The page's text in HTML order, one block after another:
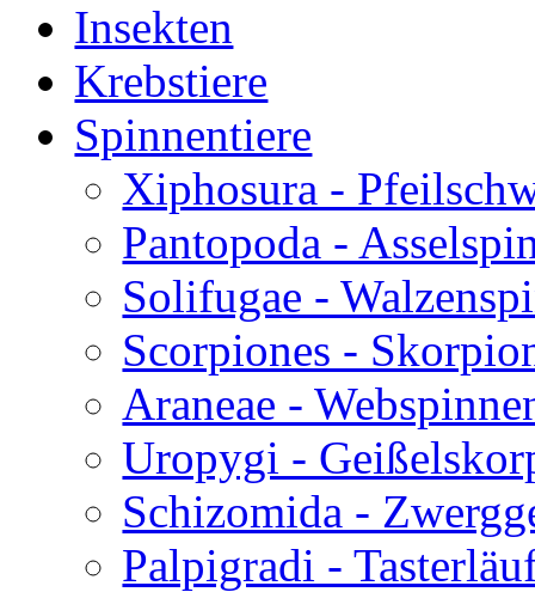
Insekten
Krebstiere
Spinnentiere
Xiphosura -
Pantopoda -
Solifugae -
Scorpiones -
Araneae -
Uropygi -
Schizomida -
Palpigradi -